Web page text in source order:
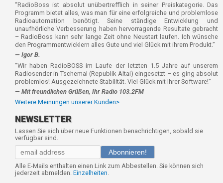
“RadioBoss ist absolut unübertrefflich in seiner Preiskategorie. Das
Programm bietet alles, was man für eine erfolgreiche und problemlose
Radioautomation benötigt. Seine ständige Entwicklung und
unaufhörliche Verbesserung haben hervorragende Resultate gebracht
– RadioBoss kann sehr lange Zeit ohne Neustart laufen. Ich wünsche
den Programmentwicklern alles Gute und viel Glück mit ihrem Produkt.”
— Igor B.
“Wir haben RadioBOSS im Laufe der letzten 1.5 Jahre auf unserem
Radiosender in Tschemal (Republik Altai) eingesetzt – es ging absolut
problemlos! Ausgezeichnete Stabilität. Viel Glück mit Ihrer Software!”
— Mit freundlichen Grüßen, Ihr Radio 103.2FM
Weitere Meinungen unserer Kunden>
NEWSLETTER
Lassen Sie sich über neue Funktionen benachrichtigen, sobald sie
verfügbar sind.
Abonnieren!
Alle E-Mails enthalten einen Link zum Abbestellen. Sie können sich
jederzeit abmelden. Einzelheiten